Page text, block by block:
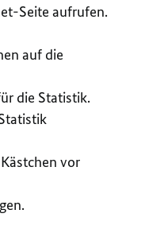
Seite aufrufen.
auf die
die Statistik.
vor